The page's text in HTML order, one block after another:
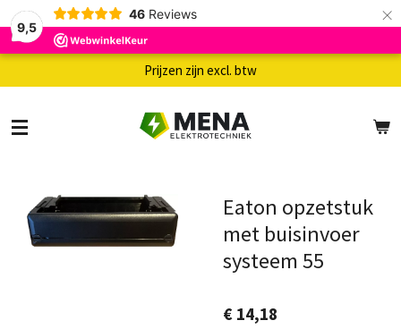
9,5
46 Reviews ×
Prijzen zijn excl. btw
Eaton opzetstuk
met buisinvoer
systeem 55
€ 14,18